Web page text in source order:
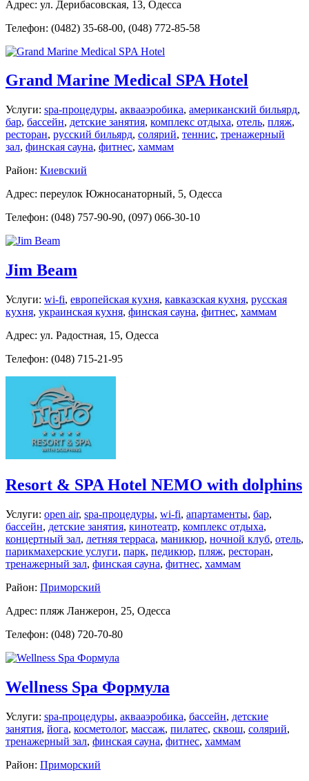
Адрес: ул. Дерибасовская, 13, Одесса
Телефон: (0482) 35-68-00, (048) 772-85-58
Grand Marine Medical SPA Hotel
Услуги: spa-процедуры, аквааэробика, американский бильярд,
бар, бассейн, детские занятия, комплекс отдыха, отель, пляж,
ресторан, русский бильярд, солярий, теннис, тренажерный
зал, финская сауна, фитнес, хаммам
Район: Киевский
Адрес: переулок Южносанаторный, 5, Одесса
Телефон: (048) 757-90-90, (097) 066-30-10
Jim Beam
Услуги: wi-fi, европейская кухня, кавказская кухня, русская
кухня, украинская кухня, финская сауна, фитнес, хаммам
Адрес: ул. Радостная, 15, Одесса
Телефон: (048) 715-21-95
Resort & SPA Hotel NEMO with dolphins
Услуги: open air, spa-процедуры, wi-fi, апартаменты, бар,
бассейн, детские занятия, кинотеатр, комплекс отдыха,
концертный зал, летняя терраса, маникюр, ночной клуб, отель,
парикмахерские услуги, парк, педикюр, пляж, ресторан,
тренажерный зал, финская сауна, фитнес, хаммам
Район: Приморский
Адрес: пляж Ланжерон, 25, Одесса
Телефон: (048) 720-70-80
Wellness Spa Формула
Услуги: spa-процедуры, аквааэробика, бассейн, детские
занятия, йога, косметолог, массаж, пилатес, сквош, солярий,
тренажерный зал, финская сауна, фитнес, хаммам
Район: Приморский